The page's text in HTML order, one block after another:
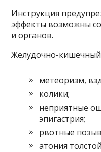
Инструкция
эффекты возможны
и органов.
Желудочно-кишечный
метеоризм,
колики;
неприятные
эпигастрия;
рвотные
атония